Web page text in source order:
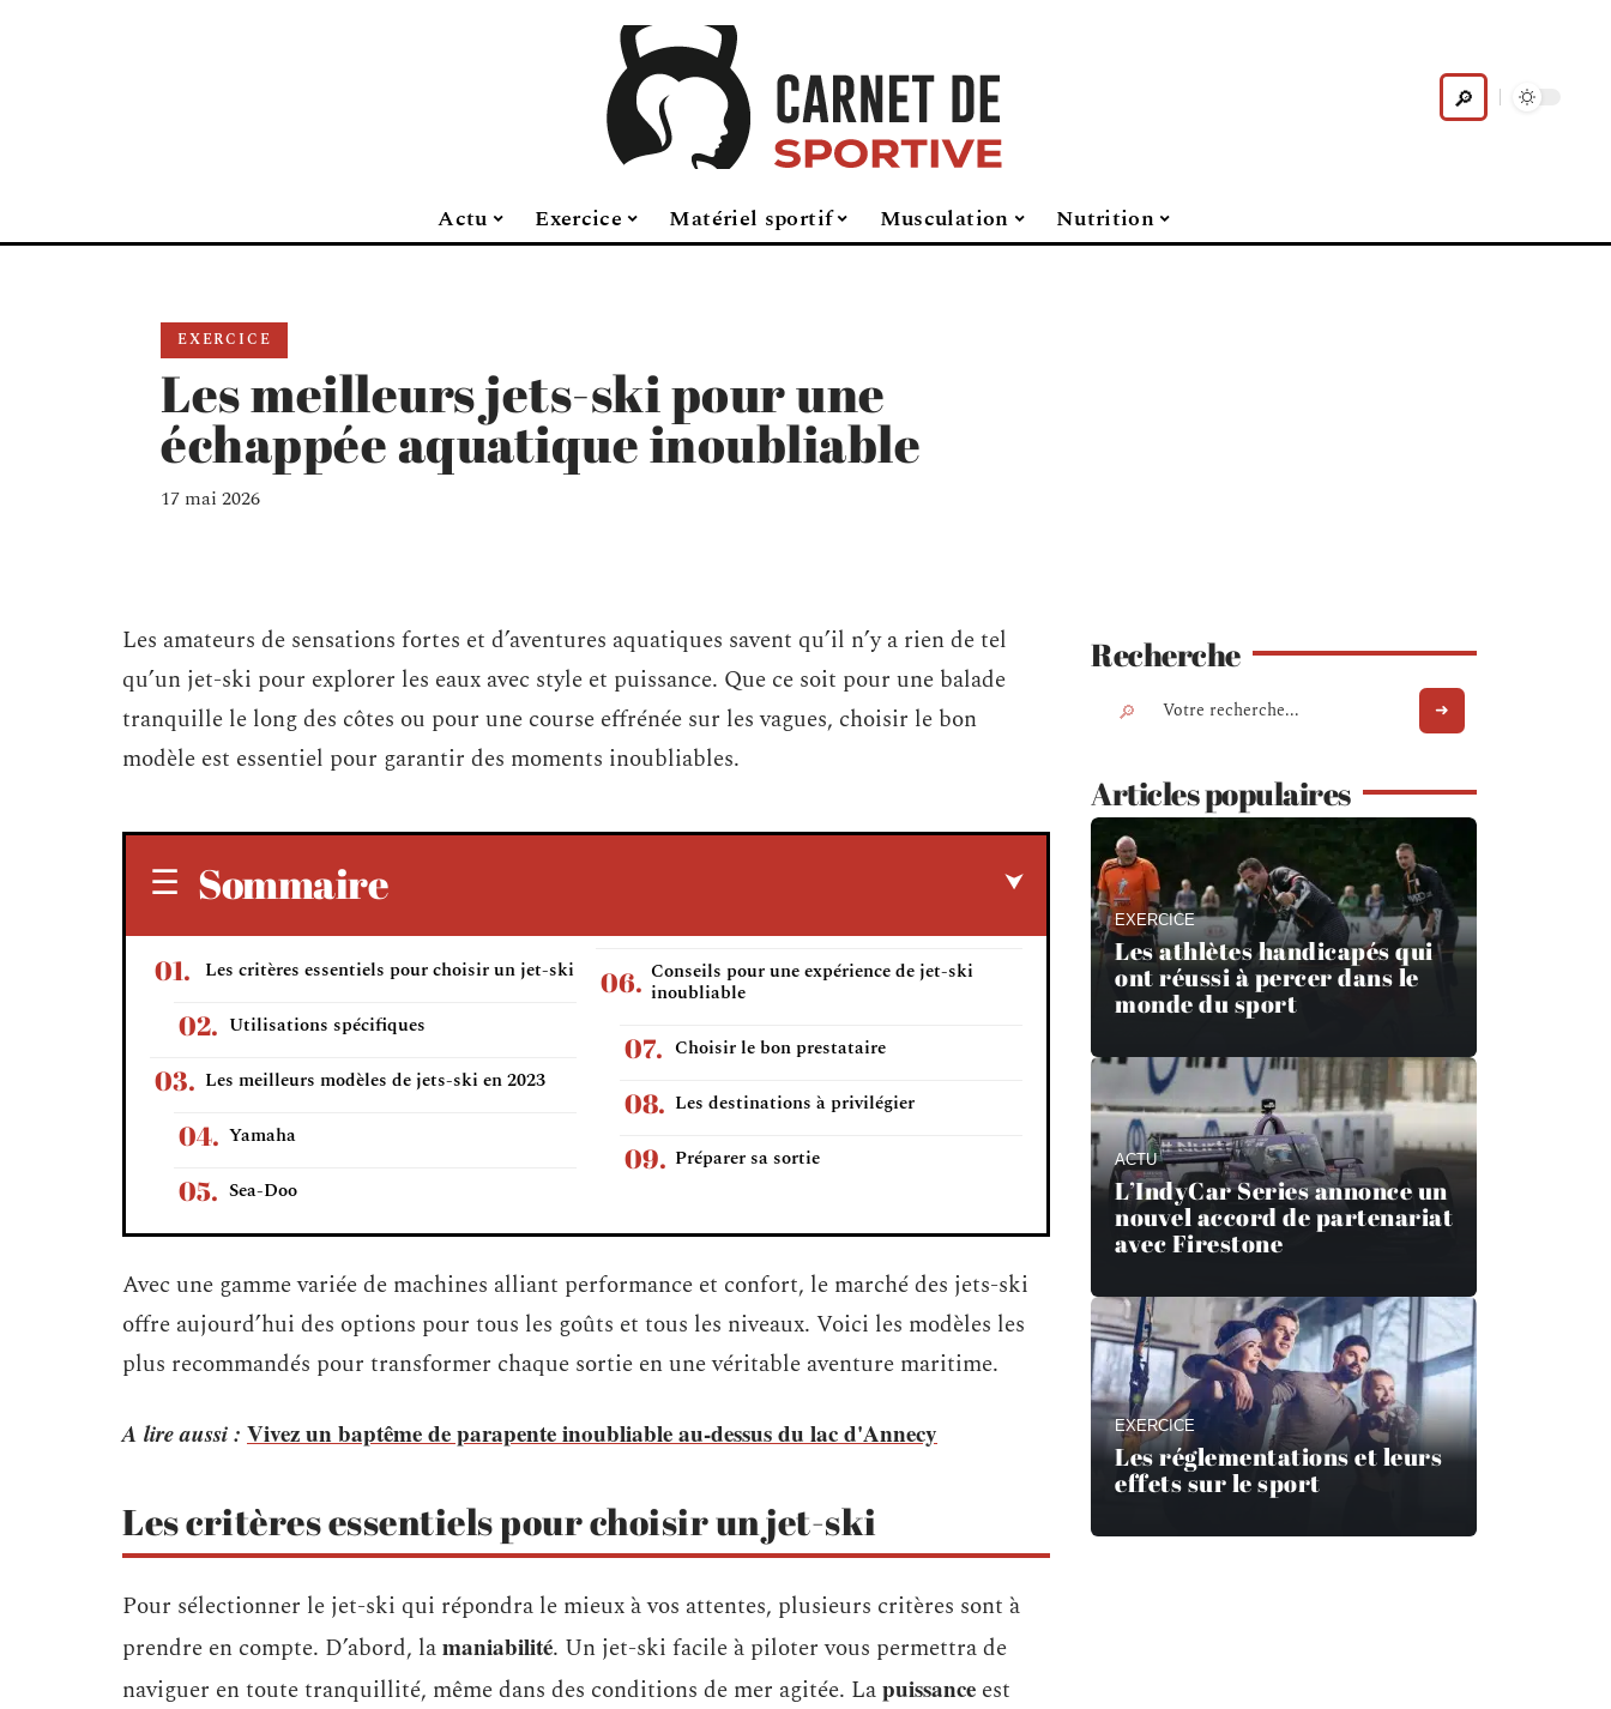
Actu Exercice Matériel sportif Musculation Nutrition
EXERCICE
Les meilleurs jets-ski pour une
échappée aquatique inoubliable
17 mai 2026
Les amateurs de sensations fortes et d’aventures aquatiques savent qu’il n’y a rien de tel
qu’un jet-ski pour explorer les eaux avec style et puissance. Que ce soit pour une balade
tranquille le long des côtes ou pour une course effrénée sur les vagues, choisir le bon
modèle est essentiel pour garantir des moments inoubliables.
Sommaire
Les critères essentiels pour choisir un jet-ski
Utilisations spécifiques
Les meilleurs modèles de jets-ski en 2023
Yamaha
Sea-Doo
Conseils pour une expérience de jet-ski
inoubliable
Choisir le bon prestataire
Les destinations à privilégier
Préparer sa sortie
Avec une gamme variée de machines alliant performance et confort, le marché des jets-ski
offre aujourd’hui des options pour tous les goûts et tous les niveaux. Voici les modèles les
plus recommandés pour transformer chaque sortie en une véritable aventure maritime.
A lire aussi : Vivez un baptême de parapente inoubliable au-dessus du lac d'Annecy
Les critères essentiels pour choisir un jet-ski
Pour sélectionner le jet-ski qui répondra le mieux à vos attentes, plusieurs critères sont à
prendre en compte. D’abord, lamaniabilité. Un jet-ski facile à piloter vous permettra de
naviguer en toute tranquillité, même dans des conditions de mer agitée. Lapuissance est
Recherche
Articles populaires
EXERCICE
Les athlètes handicapés qui
ont réussi à percer dans le
monde du sport
ACTU
L’IndyCar Series annonce un
nouvel accord de partenariat
avec Firestone
EXERCICE
Les réglementations et leurs
effets sur le sport